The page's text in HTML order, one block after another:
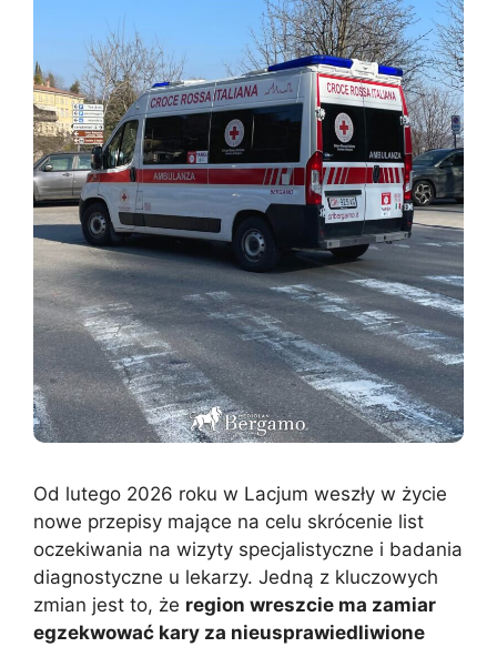
Od lutego 2026 roku w Lacjum weszły w życie
nowe przepisy mające na celu skrócenie list
oczekiwania na wizyty specjalistyczne i badania
diagnostyczne u lekarzy. Jedną z kluczowych
zmian jest to, że region wreszcie ma zamiar
egzekwować kary za nieusprawiedliwione